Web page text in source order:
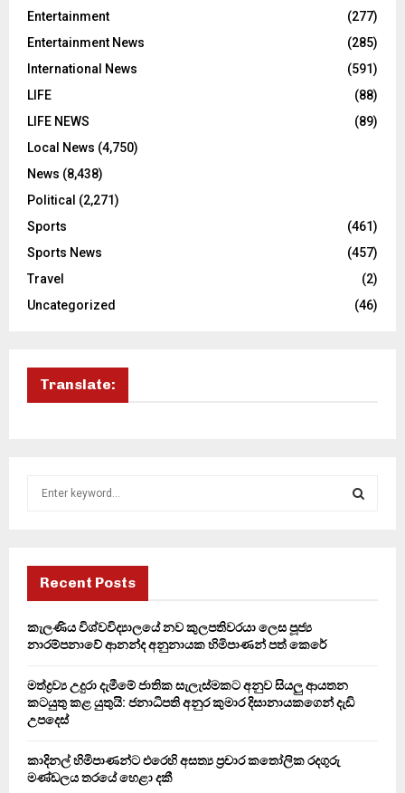
Entertainment
(277)
Entertainment News
(285)
International News
(591)
LIFE
(88)
LIFE NEWS
(89)
Local News (4,750)
News (8,438)
Political (2,271)
Sports
(461)
Sports News
(457)
Travel
(2)
Uncategorized
(46)
Translate:
f
r
H
Recent Posts
කැලණිය විශ්වවිද්‍යාලයේ නව කුලපතිවරයා ලෙස පූජ්‍ය
නාරම්පනාවේ ආනන්ද අනුනායක හිමිපාණන් පත් කෙරේ
මත්ද්‍රව්‍ය උදුරා දැමීමේ ජාතික සැලැස්මකට අනුව සියලු ආයතන
කටයුතු කළ යුතුයි: ජනාධිපති අනුර කුමාර දිසානායකගෙන් දැඩි
උපදෙස්
කාදිනල් හිමිපාණන්ට එරෙහි අසත්‍ය ප්‍රචාර කතෝලික රදගුරු
මණ්ඩලය තරයේ හෙළා දකී